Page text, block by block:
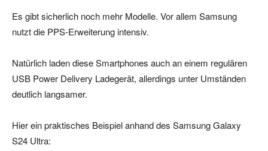
Es gibt sicherlich noch mehr Modelle. Vor allem Samsung
nutzt die PPS-Erweiterung intensiv.
Natürlich laden diese Smartphones auch an einem regulären
USB Power Delivery Ladegerät, allerdings unter Umständen
deutlich langsamer.
Hier ein praktisches Beispiel anhand des Samsung Galaxy
S24 Ultra: